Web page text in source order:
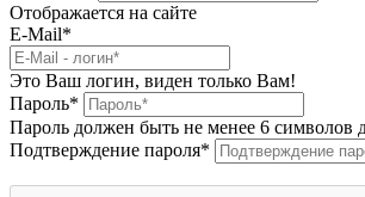
Отображается на сайте
E-Mail*
Это Ваш логин, виден только Вам!
Пароль*
Пароль должен быть не менее 6 символов
Подтверждение пароля*